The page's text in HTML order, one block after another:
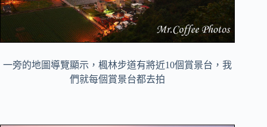
一旁的地圖導覽顯示，楓林步道有將近10個賞景台，我
們就每個賞景台都去拍